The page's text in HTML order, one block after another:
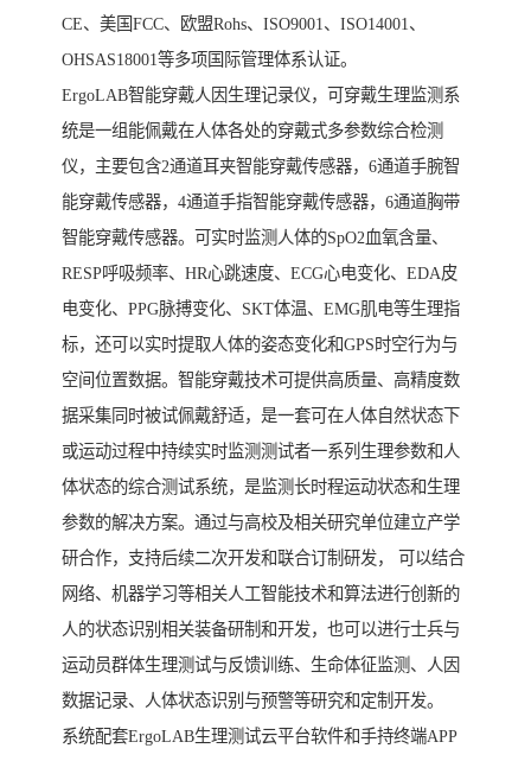
CE、美国FCC、欧盟Rohs、ISO9001、ISO14001、
OHSAS18001等多项国际管理体系认证。
ErgoLAB智能穿戴人因生理记录仪，可穿戴生理监测系
统是一组能佩戴在人体各处的穿戴式多参数综合检测
仪，主要包含2通道耳夹智能穿戴传感器，6通道手腕智
能穿戴传感器，4通道手指智能穿戴传感器，6通道胸带
智能穿戴传感器。可实时监测人体的SpO2血氧含量、
RESP呼吸频率、HR心跳速度、ECG心电变化、EDA皮
电变化、PPG脉搏变化、SKT体温、EMG肌电等生理指
标，还可以实时提取人体的姿态变化和GPS时空行为与
空间位置数据。智能穿戴技术可提供高质量、高精度数
据采集同时被试佩戴舒适，是一套可在人体自然状态下
或运动过程中持续实时监测测试者一系列生理参数和人
体状态的综合测试系统，是监测长时程运动状态和生理
参数的解决方案。通过与高校及相关研究单位建立产学
研合作，支持后续二次开发和联合订制研发， 可以结合
网络、机器学习等相关人工智能技术和算法进行创新的
人的状态识别相关装备研制和开发，也可以进行士兵与
运动员群体生理测试与反馈训练、生命体征监测、人因
数据记录、人体状态识别与预警等研究和定制开发。
系统配套ErgoLAB生理测试云平台软件和手持终端APP